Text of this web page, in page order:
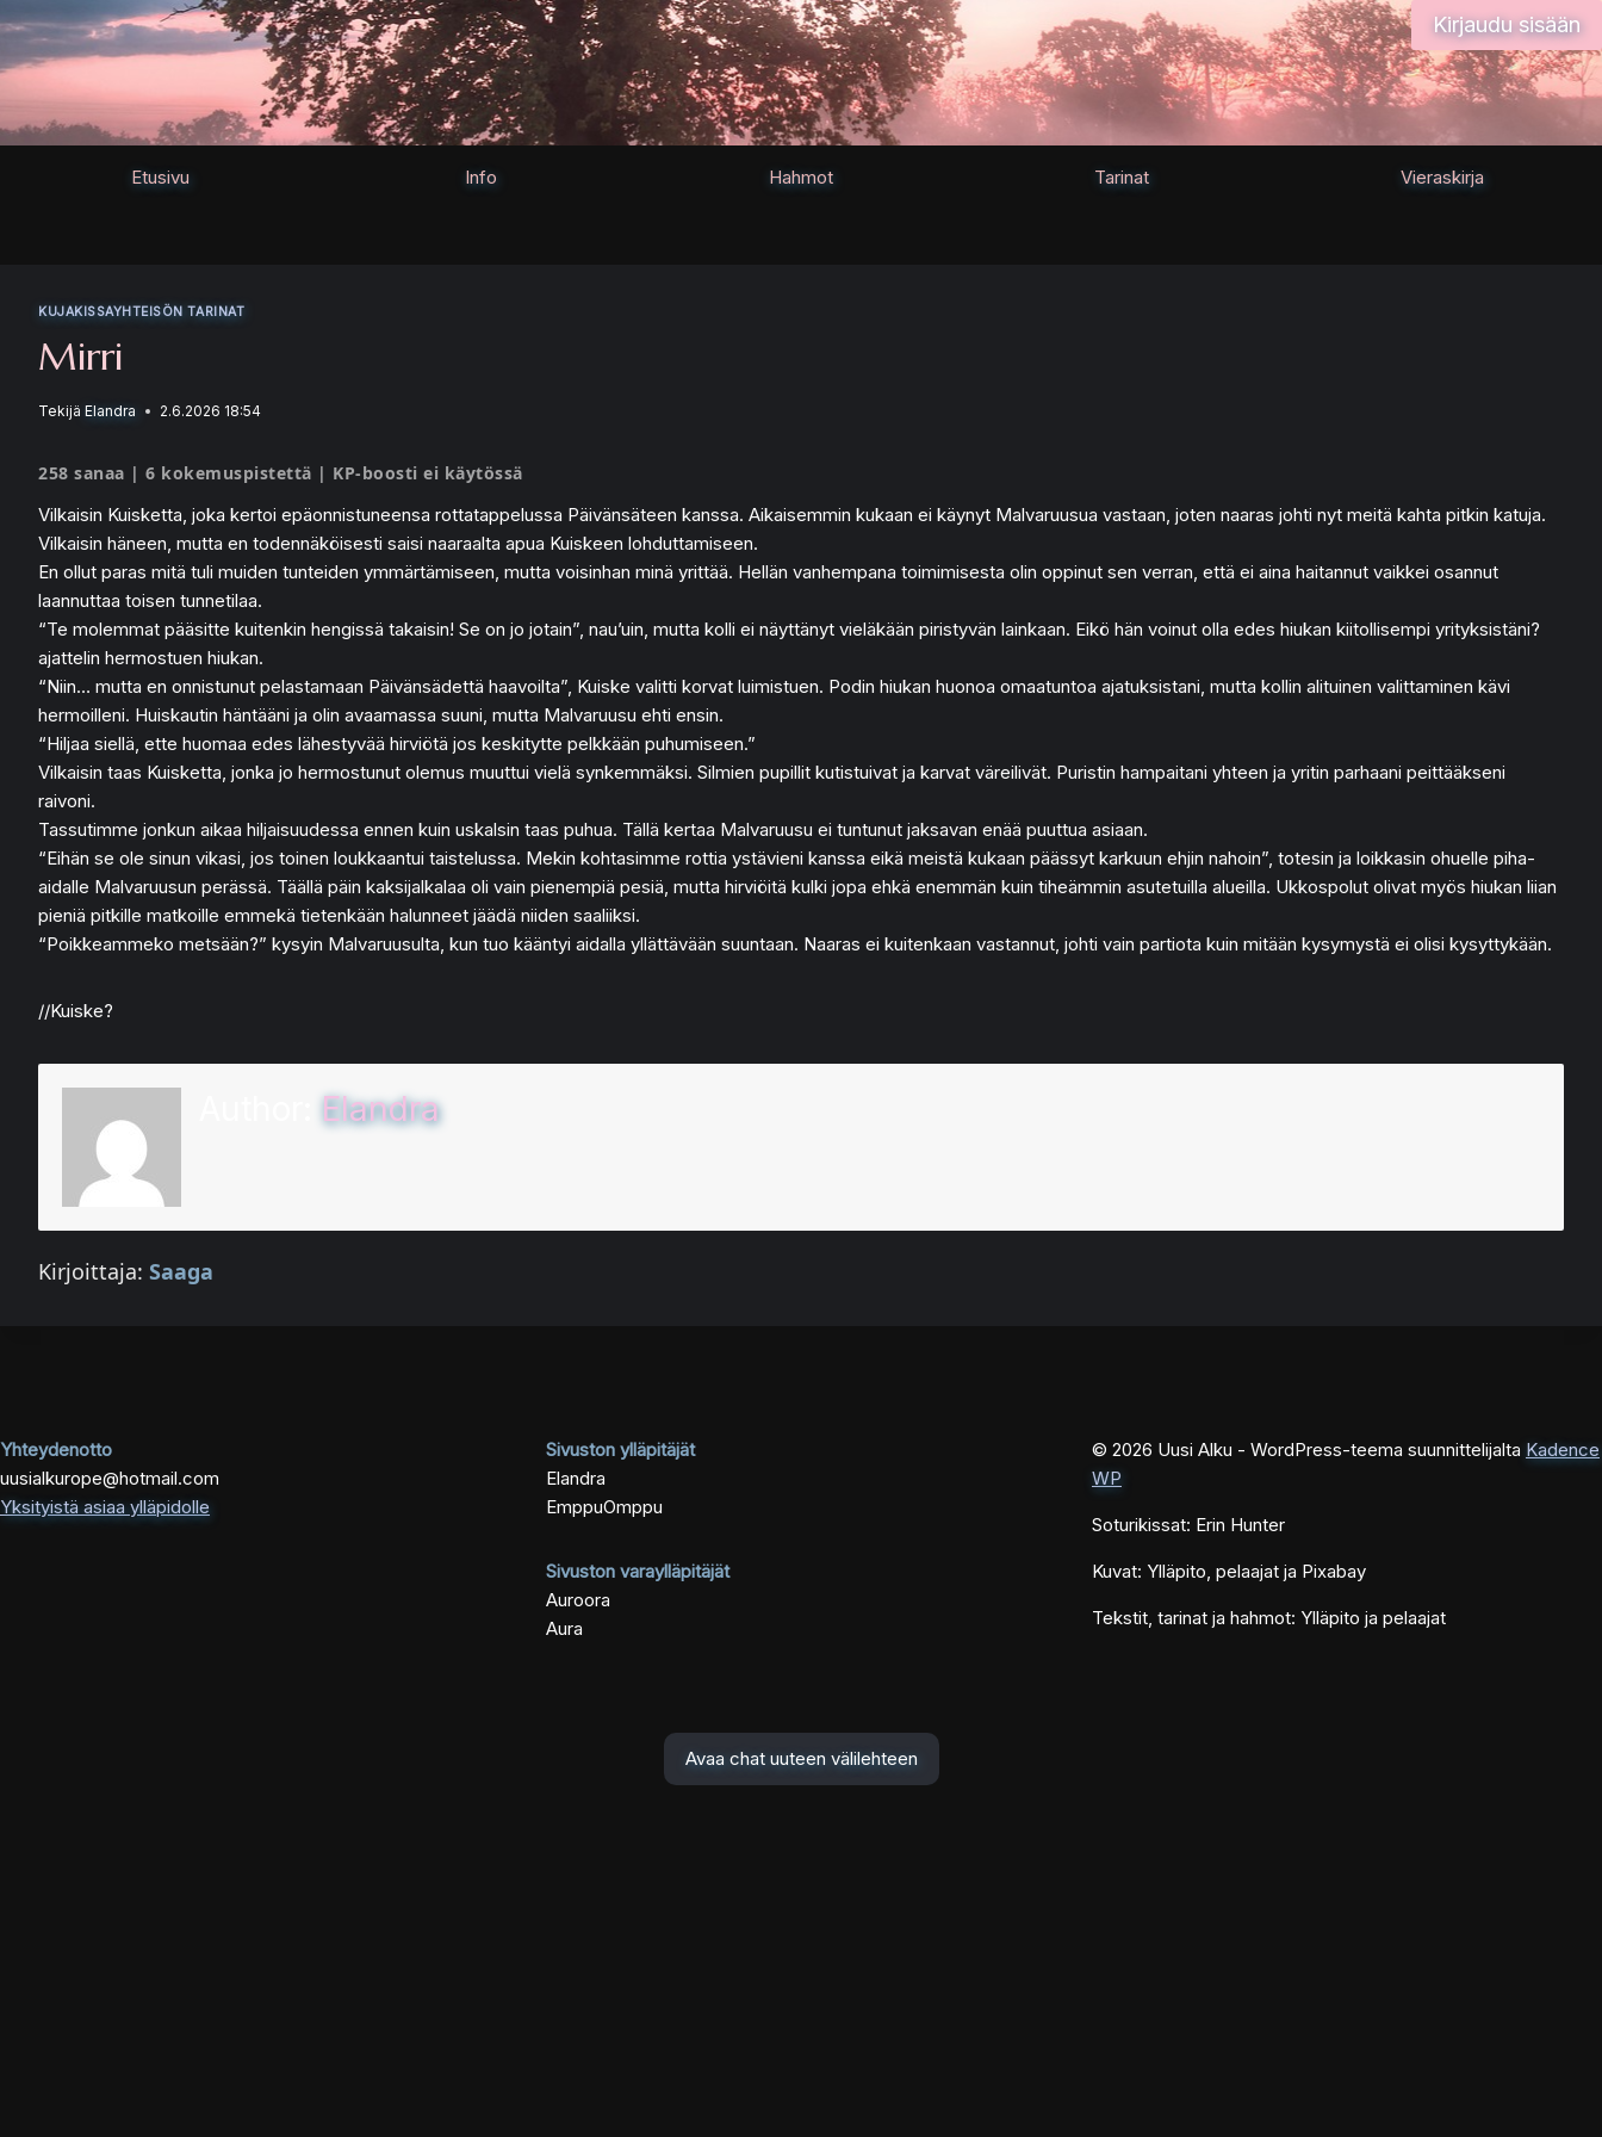
sisältöön
Kirjaudu sisään
Etusivu Info Hahmot Tarinat Vieraskirja
KUJAKISSAYHTEISÖN TARINAT
Mirri
Tekijä Elandra 2.6.2026 18:54
258 sanaa | 6 kokemuspistettä | KP-boosti ei käytössä
Vilkaisin Kuisketta, joka kertoi epäonnistuneensa rottatappelussa Päivänsäteen kanssa. Aikaisemmin kukaan ei käynyt Malvaruusua vastaan, joten naaras johti nyt meitä kahta pitkin katuja.
Vilkaisin häneen, mutta en todennäköisesti saisi naaraalta apua Kuiskeen lohduttamiseen.
En ollut paras mitä tuli muiden tunteiden ymmärtämiseen, mutta voisinhan minä yrittää. Hellän vanhempana toimimisesta olin oppinut sen verran, että ei aina haitannut vaikkei osannut
laannuttaa toisen tunnetilaa.
“Te molemmat pääsitte kuitenkin hengissä takaisin! Se on jo jotain”, nau’uin, mutta kolli ei näyttänyt vieläkään piristyvän lainkaan. Eikö hän voinut olla edes hiukan kiitollisempi yrityksistäni?
ajattelin hermostuen hiukan.
“Niin… mutta en onnistunut pelastamaan Päivänsädettä haavoilta”, Kuiske valitti korvat luimistuen. Podin hiukan huonoa omaatuntoa ajatuksistani, mutta kollin alituinen valittaminen kävi
hermoilleni. Huiskautin häntääni ja olin avaamassa suuni, mutta Malvaruusu ehti ensin.
“Hiljaa siellä, ette huomaa edes lähestyvää hirviötä jos keskitytte pelkkään puhumiseen.”
Vilkaisin taas Kuisketta, jonka jo hermostunut olemus muuttui vielä synkemmäksi. Silmien pupillit kutistuivat ja karvat väreilivät. Puristin hampaitani yhteen ja yritin parhaani peittääkseni
raivoni.
Tassutimme jonkun aikaa hiljaisuudessa ennen kuin uskalsin taas puhua. Tällä kertaa Malvaruusu ei tuntunut jaksavan enää puuttua asiaan.
“Eihän se ole sinun vikasi, jos toinen loukkaantui taistelussa. Mekin kohtasimme rottia ystävieni kanssa eikä meistä kukaan päässyt karkuun ehjin nahoin”, totesin ja loikkasin ohuelle piha-
aidalle Malvaruusun perässä. Täällä päin kaksijalkalaa oli vain pienempiä pesiä, mutta hirviöitä kulki jopa ehkä enemmän kuin tiheämmin asutetuilla alueilla. Ukkospolut olivat myös hiukan liian
pieniä pitkille matkoille emmekä tietenkään halunneet jäädä niiden saaliiksi.
“Poikkeammeko metsään?” kysyin Malvaruusulta, kun tuo kääntyi aidalla yllättävään suuntaan. Naaras ei kuitenkaan vastannut, johti vain partiota kuin mitään kysymystä ei olisi kysyttykään.
//Kuiske?
Elandra
Kirjoittaja: Saaga
Yhteydenotto
uusialkurope@hotmail.com
Yksityistä asiaa ylläpidolle
Sivuston ylläpitäjät
Elandra
EmppuOmppu
Sivuston varaylläpitäjät
Auroora
Aura
© 2026 Uusi Alku - WordPress-teema suunnittelijalta Kadence
WP
Soturikissat: Erin Hunter
Kuvat: Ylläpito, pelaajat ja Pixabay
Tekstit, tarinat ja hahmot: Ylläpito ja pelaajat
Avaa chat uuteen välilehteen